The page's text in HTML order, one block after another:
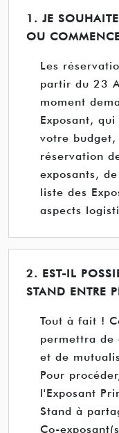
1. JE
OU
Les
partir du 23
moment
Exposant,
votre
réservation
exposants,
liste des
aspects
2. EST-IL
STAND ENTRE
Tout à fait !
permettra de
et de
Pour
l'Exposant
Stand à
Co-